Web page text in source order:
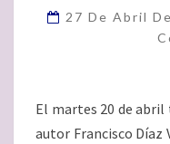
27 De Abril
El martes 20 de
autor Francisco Díaz